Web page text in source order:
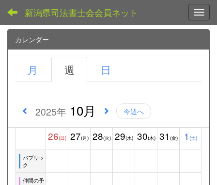
新潟県司法書士会会員ネット
カレンダー
月 週 日
2025年 10月 今週へ
26(日) 27(月) 28(火) 29(水) 30(木) 31 (金) 1 (土)
パブリッ
ク
仲間の予